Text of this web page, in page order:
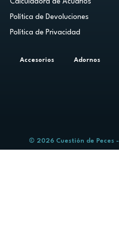
Calculadora de Acuarios
Política de Devoluciones
Política de Privacidad
Accesorios Adornos
© 2026 Cuestión de Peces